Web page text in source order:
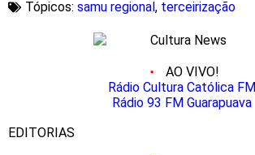
Tópicos: samu regional, terceirização
AO VIVO!
Rádio Cultura Católica FM
Rádio 93 FM Guarapuava
EDITORIAS